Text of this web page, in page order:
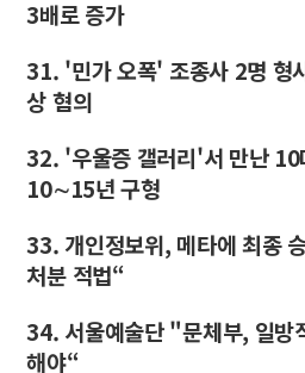
3배로 증가
31. '민가 오폭' 조종사 2명 형
상 혐의
32. '우울증 갤러리'서 만난
10∼15년 구형
33. 개인정보위, 메타에 최종
처분 적법“
34. 서울예술단 "문체부, 일방
해야“